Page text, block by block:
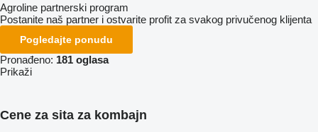
Agroline partnerski program
Postanite naš partner i ostvarite profit za svakog privučenog klijenta
Pogledajte ponudu
Pronađeno: 181 oglasa
Prikaži
Cene za sita za kombajn